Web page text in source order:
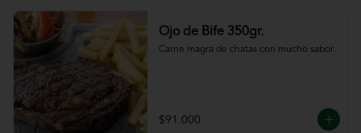
Ojo de Bife 350gr.
Carne magra de chatas con mucho sabor.
$91.000